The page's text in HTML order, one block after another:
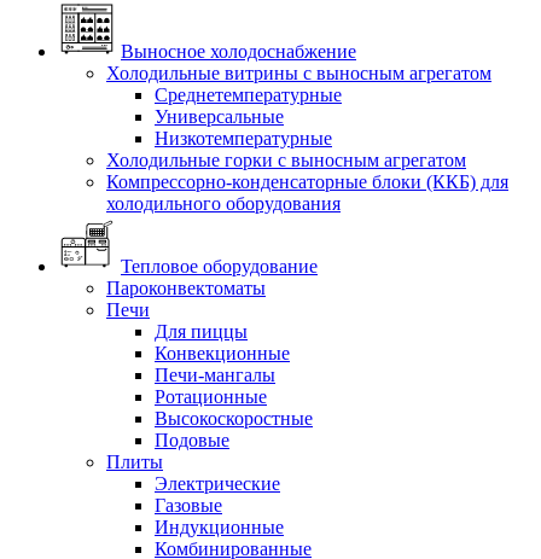
Выносное холодоснабжение
Холодильные витрины с выносным агрегатом
Среднетемпературные
Универсальные
Низкотемпературные
Холодильные горки с выносным агрегатом
Компрессорно-конденсаторные блоки (ККБ) для
холодильного оборудования
Тепловое оборудование
Пароконвектоматы
Печи
Для пиццы
Конвекционные
Печи-мангалы
Ротационные
Высокоскоростные
Подовые
Плиты
Электрические
Газовые
Индукционные
Комбинированные